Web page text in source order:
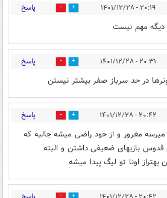
۲۰:۱۹ - ۱۴۰۱/۱۲/۲۸ 7 پاسخ
دیگه مهم نیست
۲۰:۳۱ - ۱۴۰۱/۱۲/۲۸ 10 پاسخ
در حد سرباز صفر بیشتر نیستن
۲۰:۴۲ - ۱۴۰۱/۱۲/۲۸ 3 پاسخ
مغرور و از خود راضی میشه جالبه که
قدوس بازیهای ضعیفی داشتن و البته
اونا تو لیگ پیدا میشه